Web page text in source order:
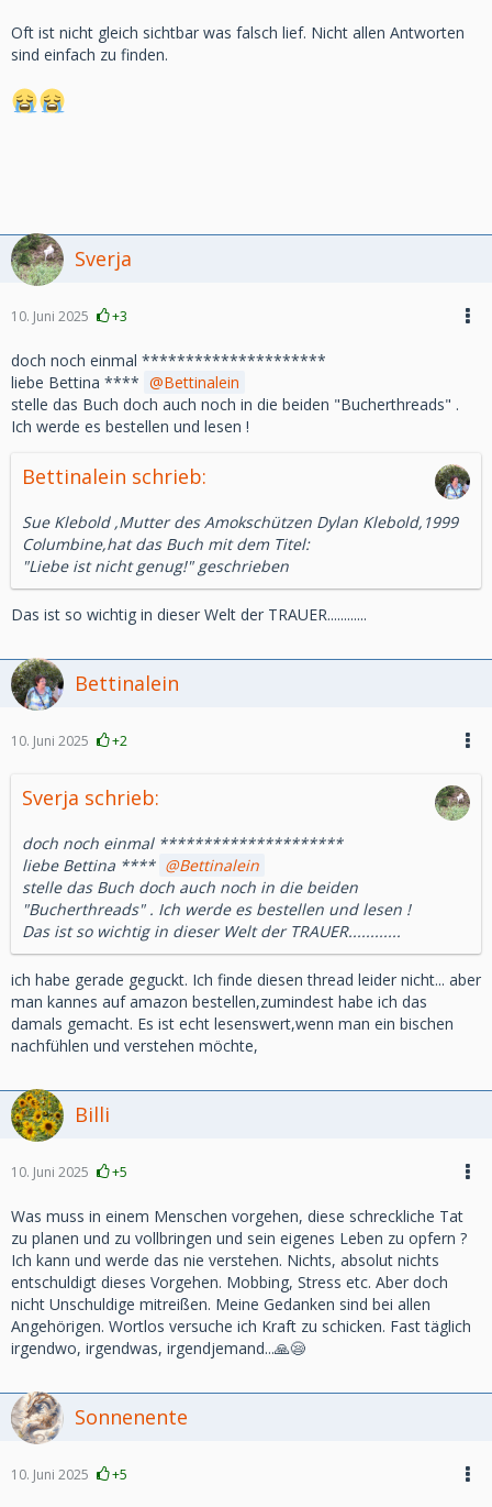
Oft ist nicht gleich sichtbar was falsch lief. Nicht allen Antworten
sind einfach zu finden.
Sverja
10. Juni 2025 +3
doch noch einmal *********************
liebe Bettina ****
Bettinalein
stelle das Buch doch auch noch in die beiden "Bucherthreads" .
Ich werde es bestellen und lesen !
Bettinalein schrieb:
Sue Klebold ,Mutter des Amokschützen Dylan Klebold,1999
Columbine,hat das Buch mit dem Titel:
"Liebe ist nicht genug!" geschrieben
Das ist so wichtig in dieser Welt der TRAUER............
Bettinalein
10. Juni 2025 +2
Sverja schrieb:
doch noch einmal *********************
liebe Bettina ****
Bettinalein
stelle das Buch doch auch noch in die beiden
"Bucherthreads" . Ich werde es bestellen und lesen !
Das ist so wichtig in dieser Welt der TRAUER............
ich habe gerade geguckt. Ich finde diesen thread leider nicht... aber
man kannes auf amazon bestellen,zumindest habe ich das
damals gemacht. Es ist echt lesenswert,wenn man ein bischen
nachfühlen und verstehen möchte,
Billi
10. Juni 2025 +5
Was muss in einem Menschen vorgehen, diese schreckliche Tat
zu planen und zu vollbringen und sein eigenes Leben zu opfern ?
Ich kann und werde das nie verstehen. Nichts, absolut nichts
entschuldigt dieses Vorgehen. Mobbing, Stress etc. Aber doch
nicht Unschuldige mitreißen. Meine Gedanken sind bei allen
Angehörigen. Wortlos versuche ich Kraft zu schicken. Fast täglich
irgendwo, irgendwas, irgendjemand...🙏😪
Sonnenente
10. Juni 2025 +5